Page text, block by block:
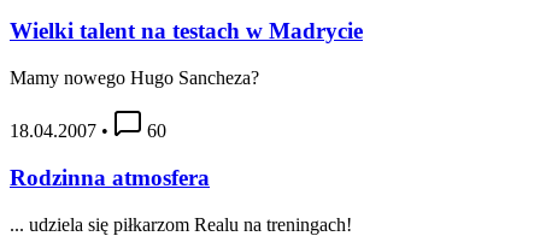
Wielki talent na testach w Madrycie
Mamy nowego Hugo Sancheza?
18.04.2007 • 60
Rodzinna atmosfera
... udziela się piłkarzom Realu na treningach!